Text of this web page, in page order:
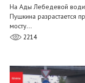
На Ады Лебедевой
Пушкина разрастается
мосту…
2214